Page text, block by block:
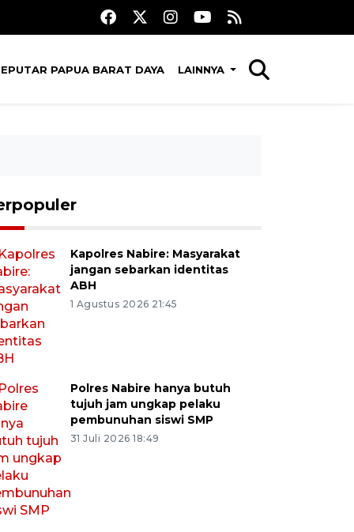
PAPUA BARAT DAYA LAINNYA
Kapolres Nabire: Masyarakat
jangan sebarkan identitas
ABH
1 Agustus 2026 21:45
Polres Nabire hanya butuh
tujuh jam ungkap pelaku
pembunuhan siswi SMP
31 Juli 2026 18:49